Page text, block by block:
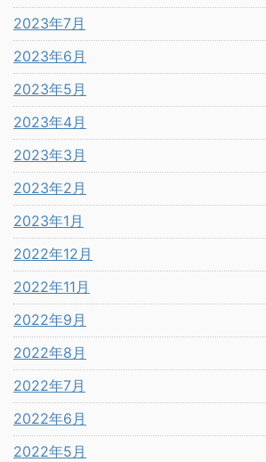
2023年7月
2023年6月
2023年5月
2023年4月
2023年3月
2023年2月
2023年1月
2022年12月
2022年11月
2022年9月
2022年8月
2022年7月
2022年6月
2022年5月